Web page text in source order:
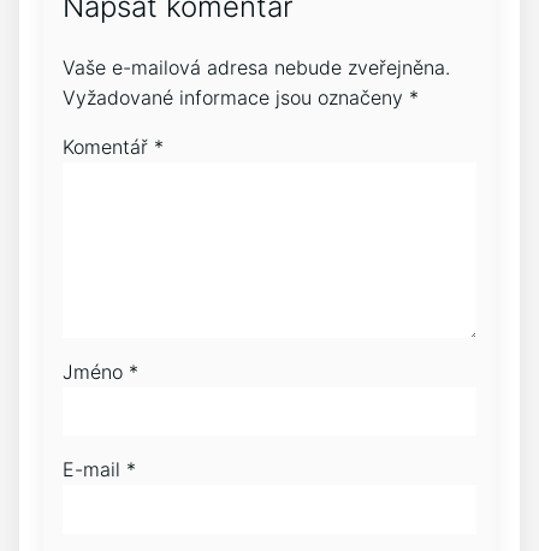
Vaše e-mailová adresa nebude zveřejněna.
Vyžadované informace jsou označeny *
Komentář *
Jméno *
E-mail *